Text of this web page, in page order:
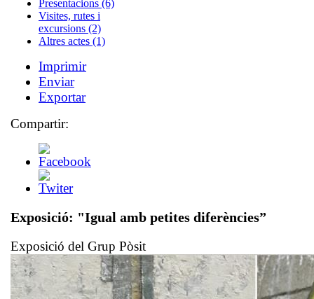
Presentacions (6)
Visites, rutes i
excursions (2)
Altres actes (1)
Imprimir
Enviar
Exportar
Compartir:
Exposició: "Igual amb petites diferències”
Exposició del Grup Pòsit